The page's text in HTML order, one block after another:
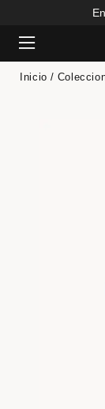
Inicio
Added to